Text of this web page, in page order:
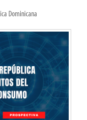
Dominicana